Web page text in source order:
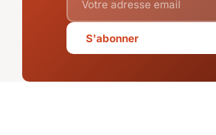
S'abonner